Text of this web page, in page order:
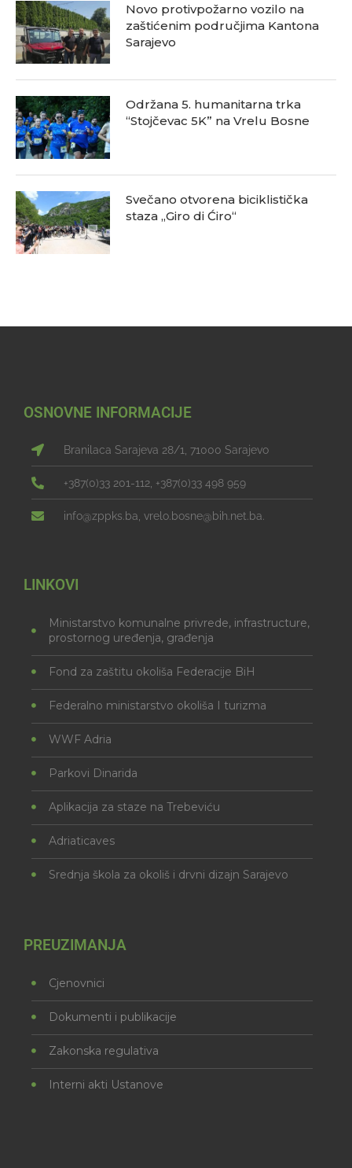
Novo protivpožarno vozilo na
zaštićenim područjima Kantona
Sarajevo
Održana 5. humanitarna trka
“Stojčevac 5K” na Vrelu Bosne
Svečano otvorena biciklistička
staza „Giro di Ćiro“
OSNOVNE INFORMACIJE
Branilaca Sarajeva 28/1, 71000 Sarajevo
+387(0)33 201-112, +387(0)33 498 959
info@zppks.ba, vrelo.bosne@bih.net.ba.
LINKOVI
Ministarstvo komunalne privrede, infrastructure,
prostornog uređenja, građenja
Fond za zaštitu okoliša Federacije BiH
Federalno ministarstvo okoliša I turizma
WWF Adria
Parkovi Dinarida
Aplikacija za staze na Trebeviću
Adriaticaves
Srednja škola za okoliš i drvni dizajn Sarajevo
PREUZIMANJA
Cjenovnici
Dokumenti i publikacije
Zakonska regulativa
Interni akti Ustanove